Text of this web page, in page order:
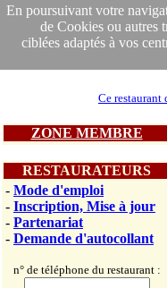
En poursuivant votre
de Cookies ou autres
ciblées adaptés à vos
Ce restaurant
ZONE MEMBRE
RESTAURATEURS
- Mode d'emploi
- Inscription, Mise à jour
- Partenariat
- Demande d'autocollant
n° de téléphone du restaurant :